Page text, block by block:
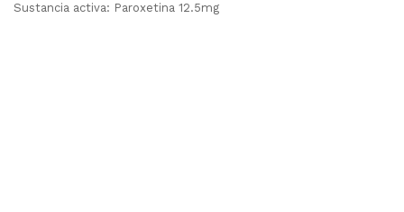
Sustancia activa: Paroxetina 12.5mg